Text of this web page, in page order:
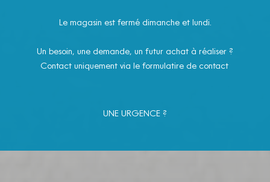
Le magasin est fermé dimanche et lundi.
Un besoin, une demande, un futur achat à réaliser ?
Contact uniquement via le formulatire de contact
UNE URGENCE ?